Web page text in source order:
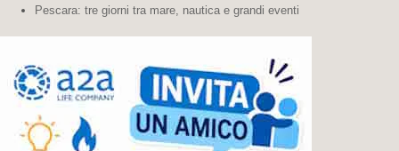
Pescara: tre giorni tra mare, nautica e grandi eventi